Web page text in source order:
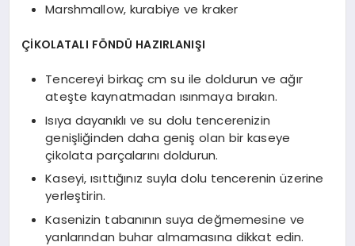
Marshmallow, kurabiye ve kraker
ÇİKOLATALI FÖNDÜ HAZIRLANIŞI
Tencereyi birkaç cm su ile doldurun ve ağır
ateşte kaynatmadan ısınmaya bırakın.
Isıya dayanıklı ve su dolu tencerenizin
genişliğinden daha geniş olan bir kaseye
çikolata parçalarını doldurun.
Kaseyi, ısıttığınız suyla dolu tencerenin üzerine
yerleştirin.
Kasenizin tabanının suya değmemesine ve
yanlarından buhar almamasına dikkat edin.